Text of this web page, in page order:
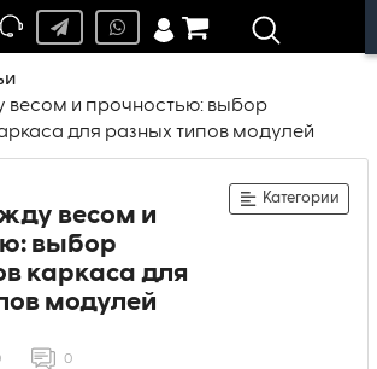
весом и прочностью: выбор
для разных типов модулей
весом и
выбор
каркаса для
модулей
Категории
0